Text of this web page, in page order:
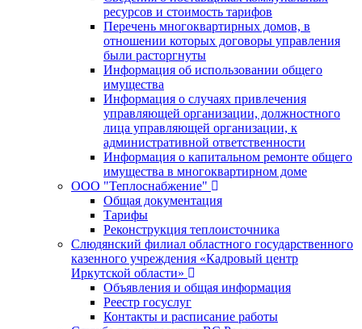
ресурсов и стоимость тарифов
Перечень многоквартирных домов, в
отношении которых договоры управления
были расторгнуты
Информация об использовании общего
имущества
Информация о случаях привлечения
управляющей организации, должностного
лица управляющей организации, к
административной ответственности
Информация о капитальном ремонте общего
имущества в многоквартирном доме
ООО "Теплоснабжение"
Общая документация
Тарифы
Реконструкция теплоисточника
Слюдянский филиал областного государственного
казенного учреждения «Кадровый центр
Иркутской области»
Объявления и общая информация
Реестр госуслуг
Контакты и расписание работы